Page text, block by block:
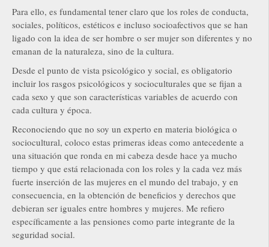
Para ello, es fundamental tener claro que los roles de conducta,
sociales, políticos, estéticos e incluso socioafectivos que se han
ligado con la idea de ser hombre o ser mujer son diferentes y no
emanan de la naturaleza, sino de la cultura.
Desde el punto de vista psicológico y social, es obligatorio
incluir los rasgos psicológicos y socioculturales que se fijan a
cada sexo y que son características variables de acuerdo con
cada cultura y época.
Reconociendo que no soy un experto en materia biológica o
sociocultural, coloco estas primeras ideas como antecedente a
una situación que ronda en mi cabeza desde hace ya mucho
tiempo y que está relacionada con los roles y la cada vez más
fuerte inserción de las mujeres en el mundo del trabajo, y en
consecuencia, en la obtención de beneficios y derechos que
debieran ser iguales entre hombres y mujeres. Me refiero
específicamente a las pensiones como parte integrante de la
seguridad social.